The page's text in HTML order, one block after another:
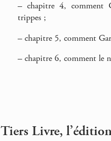
– chapitre 4, comment
trippes ;
– chapitre 5, comment
– chapitre 6, comment le
Tiers Livre,